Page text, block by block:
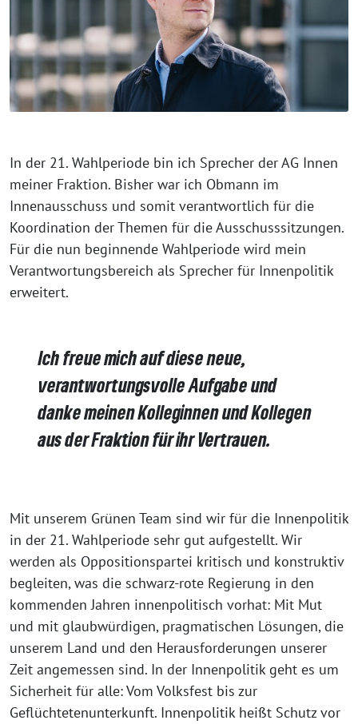
In der 21. Wahlperiode bin ich Sprecher der AG Innen
meiner Fraktion. Bisher war ich Obmann im
Innenausschuss und somit verantwortlich für die
Koordination der Themen für die Ausschusssitzungen.
Für die nun beginnende Wahlperiode wird mein
Verantwortungsbereich als Sprecher für Innenpolitik
erweitert.
Ich freue mich auf diese neue,
verantwortungsvolle Aufgabe und
danke meinen Kolleginnen und Kollegen
aus der Fraktion für ihr Vertrauen.
Mit unserem Grünen Team sind wir für die Innenpolitik
in der 21. Wahlperiode sehr gut aufgestellt. Wir
werden als Oppositionspartei kritisch und konstruktiv
begleiten, was die schwarz-rote Regierung in den
kommenden Jahren innenpolitisch vorhat: Mit Mut
und mit glaubwürdigen, pragmatischen Lösungen, die
unserem Land und den Herausforderungen unserer
Zeit angemessen sind. In der Innenpolitik geht es um
Sicherheit für alle: Vom Volksfest bis zur
Geflüchtetenunterkunft. Innenpolitik heißt Schutz vor